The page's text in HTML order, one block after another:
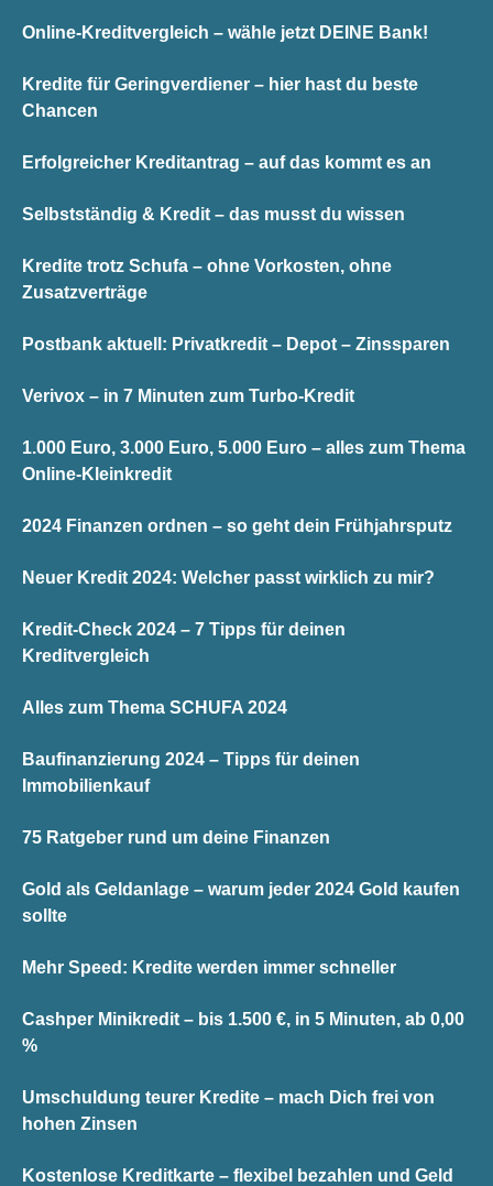
Online-Kreditvergleich – wähle jetzt DEINE Bank!
Kredite für Geringverdiener – hier hast du beste
Chancen
Erfolgreicher Kreditantrag – auf das kommt es an
Selbstständig & Kredit – das musst du wissen
Kredite trotz Schufa – ohne Vorkosten, ohne
Zusatzverträge
Postbank aktuell: Privatkredit – Depot – Zinssparen
Verivox – in 7 Minuten zum Turbo-Kredit
1.000 Euro, 3.000 Euro, 5.000 Euro – alles zum Thema
Online-Kleinkredit
2024 Finanzen ordnen – so geht dein Frühjahrsputz
Neuer Kredit 2024: Welcher passt wirklich zu mir?
Kredit-Check 2024 – 7 Tipps für deinen
Kreditvergleich
Alles zum Thema SCHUFA 2024
Baufinanzierung 2024 – Tipps für deinen
Immobilienkauf
75 Ratgeber rund um deine Finanzen
Gold als Geldanlage – warum jeder 2024 Gold kaufen
sollte
Mehr Speed: Kredite werden immer schneller
Cashper Minikredit – bis 1.500 €, in 5 Minuten, ab 0,00
%
Umschuldung teurer Kredite – mach Dich frei von
hohen Zinsen
Kostenlose Kreditkarte – flexibel bezahlen und Geld